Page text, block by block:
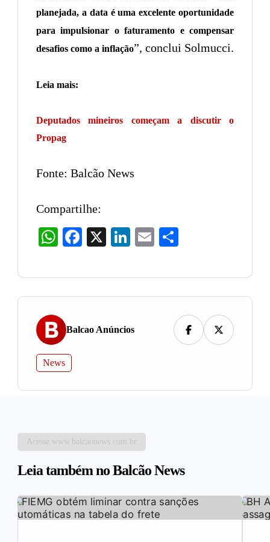
planejada, a data é uma excelente oportunidade
para impulsionar o faturamento e compensar
desafios como a inflação”, conclui Solmucci.
Leia mais:
Deputados mineiros começam a discutir o
Propag
Fonte: Balcão News
Compartilhe:
WhatsAppFacebook LinkedIn
Email
Balcao Anúncios
News
Acesse www.balcaonews.com.br
Leia também no Balcão News